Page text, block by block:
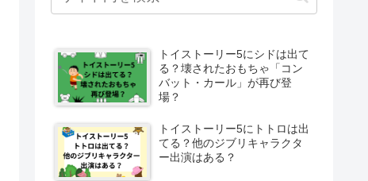
トイストーリー5にシドは出て
る？壊されたおもちゃ「コン
バット・カール」が再び登
場？
トイストーリー5にトトロは出
てる？他のジブリキャラクタ
ー出演はある？